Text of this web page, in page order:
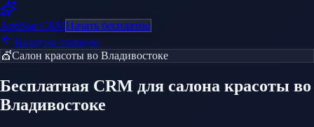
AppStarCRMНачать бесплатно
Назад на главную
💇Салон красоты во Владивостоке
Бесплатная CRM для салона красоты во
Владивостоке